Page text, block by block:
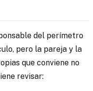
del perímetro
pero la pareja y la
que conviene no
revisar: